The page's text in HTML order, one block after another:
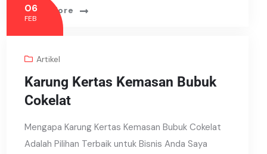
Read More
06
FEB
Artikel
Karung Kertas Kemasan Bubuk
Cokelat
Mengapa Karung Kertas Kemasan Bubuk Cokelat
Adalah Pilihan Terbaik untuk Bisnis Anda Saya